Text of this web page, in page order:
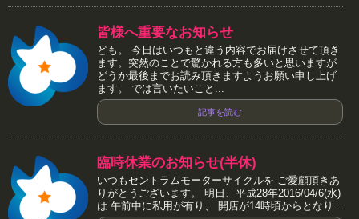
皆様へ重要なお知らせ
ども。 今日はいつもと違う内容でお届けさせて頂き
ます。突然のことで驚かれる方も多いと思いますが
どうか最後までお読み頂きますようお願い申し上げ
ます。 では言いたいこと...
記事を読む
臨時休業のお知らせ(半休)
いつもセントラムモーターサイクルを ご愛顧頂きあ
りがとうございます。 明日、平成28年2016/04/6(水)
は 午前中に私用が有り、 開店が14時頃からとなり...